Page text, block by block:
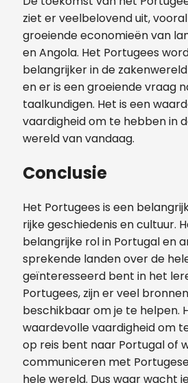
ziet er veelbelovend uit,
groeiende economieën van
en Angola. Het Portugees
belangrijker in de
en er is een groeiende vraag
taalkundigen. Het is een
vaardigheid om te hebben in
wereld van vandaag.
Conclusie
Het Portugees is een
rijke geschiedenis en cultuur.
belangrijke rol in Portugal en
sprekende landen over de
geïnteresseerd bent in het
Portugees, zijn er veel
beschikbaar om je te helpen.
waardevolle vaardigheid om
op reis bent naar Portugal of
communiceren met
hele wereld. Dus waar wacht